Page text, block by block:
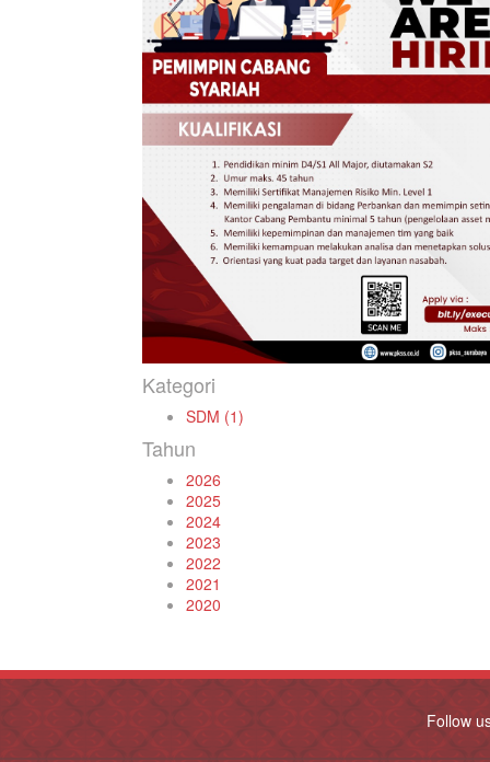
Kategori
SDM (1)
Tahun
2026
2025
2024
2023
2022
2021
2020
Follow